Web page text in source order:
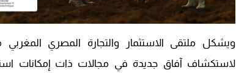
ويشكل ملتقى الاستثمار والتجارة المصري المغربي
لاستكشاف آفاق جديدة في مجالات ذات إمكانات